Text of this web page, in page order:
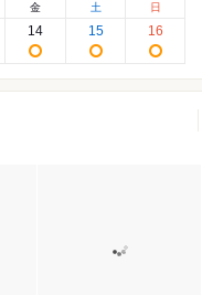
金
14
土
15
日
16